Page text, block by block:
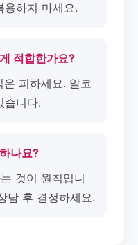
용하지 마세요.
적합한가요?
피하세요. 알코
습니다.
나요?
것이 원칙입니
담 후 결정하세요.